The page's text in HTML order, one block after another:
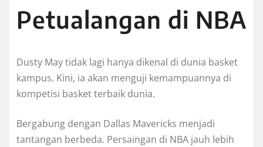
Petualangan di NBA
Dusty May tidak lagi hanya dikenal di dunia basket
kampus. Kini, ia akan menguji kemampuannya di
kompetisi basket terbaik dunia.
Bergabung dengan Dallas Mavericks menjadi
tantangan berbeda. Persaingan di NBA jauh lebih